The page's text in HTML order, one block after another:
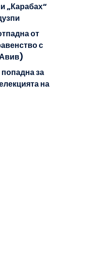
„Карабах“
от
с
за
на